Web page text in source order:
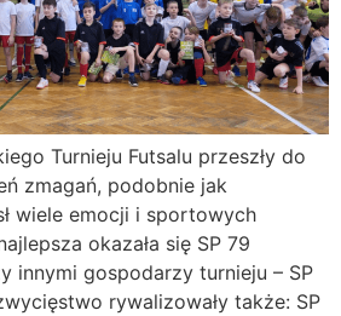
Turnieju Futsalu przeszły do
zmagań, podobnie jak
wiele emocji i sportowych
okazała się SP 79
innymi gospodarzy turnieju – SP
rywalizowały także: SP